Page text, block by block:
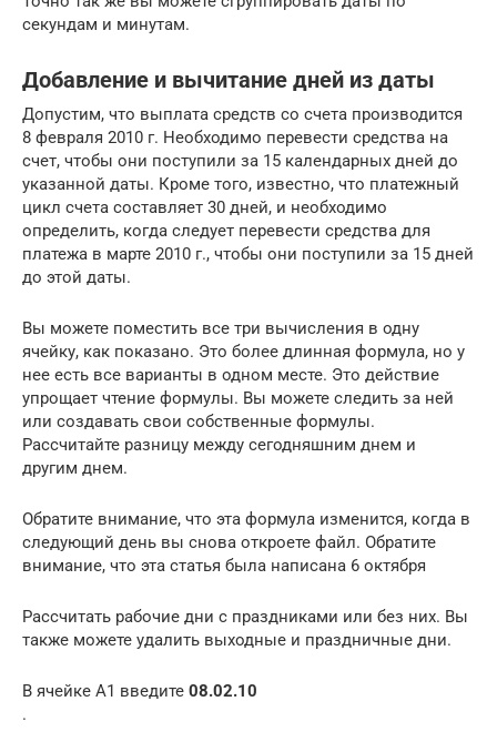
секундам и минутам.
Добавление и вычитание дней из даты
Допустим, что выплата средств со счета производится
8 февраля 2010 г. Необходимо перевести средства на
счет, чтобы они поступили за 15 календарных дней до
указанной даты. Кроме того, известно, что платежный
цикл счета составляет 30 дней, и необходимо
определить, когда следует перевести средства для
платежа в марте 2010 г., чтобы они поступили за 15 дней
до этой даты.
Вы можете поместить все три вычисления в одну
ячейку, как показано. Это более длинная формула, но у
нее есть все варианты в одном месте. Это действие
упрощает чтение формулы. Вы можете следить за ней
или создавать свои собственные формулы.
Рассчитайте разницу между сегодняшним днем ​​и
другим днем.
Обратите внимание, что эта формула изменится, когда в
следующий день вы снова откроете файл. Обратите
внимание, что эта статья была написана 6 октября
Рассчитать рабочие дни с праздниками или без них. Вы
также можете удалить выходные и праздничные дни.
В ячейке A1 введите 08.02.10
.